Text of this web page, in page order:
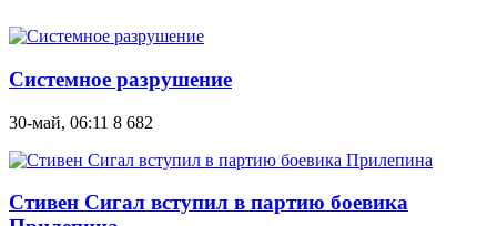
Системное разрушение
30-май, 06:11 8 682
Стивен Сигал вступил в партию боевика